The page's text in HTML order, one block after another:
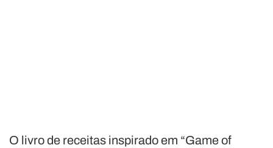
O livro de receitas inspirado em “Game of